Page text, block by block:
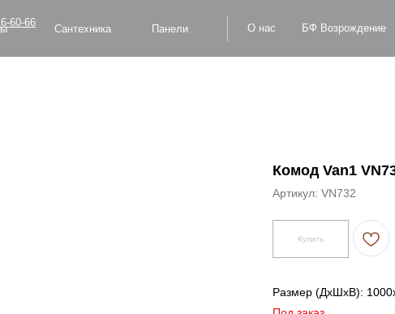
Панели
Сантехника БФ Возрождение Блог
Комод Van1
Артикул: VN732
Купить
Размер (ДxШxВ):